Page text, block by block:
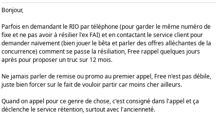
Bonjour,
Parfois en demandant le RIO par téléphone (pour garder le même numéro de
fixe et ne pas avoir à résilier l'ex FAI) et en contactant le service client pour
demander naïvement (bien jouer le bêta et parler des offres alléchantes de la
concurrence) comment se passe la résiliation, Free rappel quelques jours
après pour proposer un truc sur 12 mois.
Ne jamais parler de remise ou promo au premier appel, Free n'est pas débile,
juste bien forcer sur le fait de vouloir partir car moins cher ailleurs.
Quand on appel pour ce genre de chose, c'est consigné dans l'appel et ça
déclenche le service rétention, surtout avec l'ancienneté.